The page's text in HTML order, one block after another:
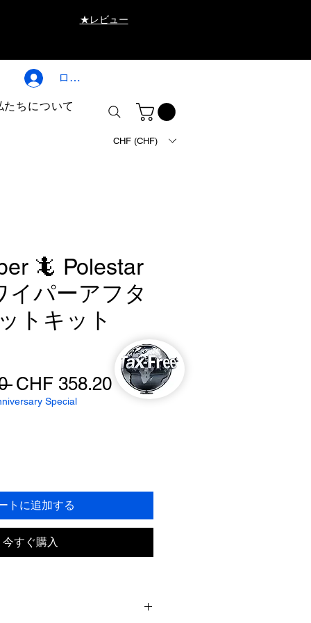
★レビュー
ログイン
たちについて
CHF (CHF)
🦎 Polestar
イパーアフタ
トキット
通
常
CHF 358.20セ
Special
トに追加する
今すぐ購入